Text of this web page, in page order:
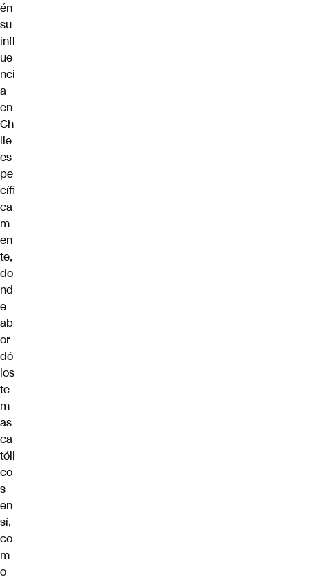
én
su
infl
ue
nci
a
en
Ch
ile
es
pe
cífi
ca
m
en
te,
do
nd
e
ab
or
dó
los
te
m
as
ca
tóli
co
s
en
sí,
co
m
o